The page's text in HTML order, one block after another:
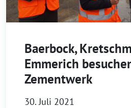
Baerbock,
Emmerich
Zementwerk
30. Juli 2021